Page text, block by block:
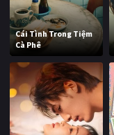
Cái Tình Trong Tiệm
Cà Phê